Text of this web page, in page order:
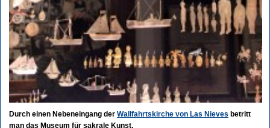
Durch einen Nebeneingang der Wallfahrtskirche von Las Nieves betritt
man das Museum für sakrale Kunst.